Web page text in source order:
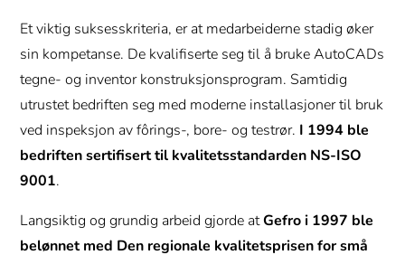
Et viktig suksesskriteria, er at medarbeiderne stadig øker
sin kompetanse. De kvalifiserte seg til å bruke AutoCADs
tegne- og inventor konstruksjonsprogram. Samtidig
utrustet bedriften seg med moderne installasjoner til bruk
ved inspeksjon av fôrings-, bore- og testrør. I 1994 ble
bedriften sertifisert til kvalitetsstandarden NS-ISO
9001.
Langsiktig og grundig arbeid gjorde atGefro i 1997 ble
belønnet med Den regionale kvalitetsprisen for små